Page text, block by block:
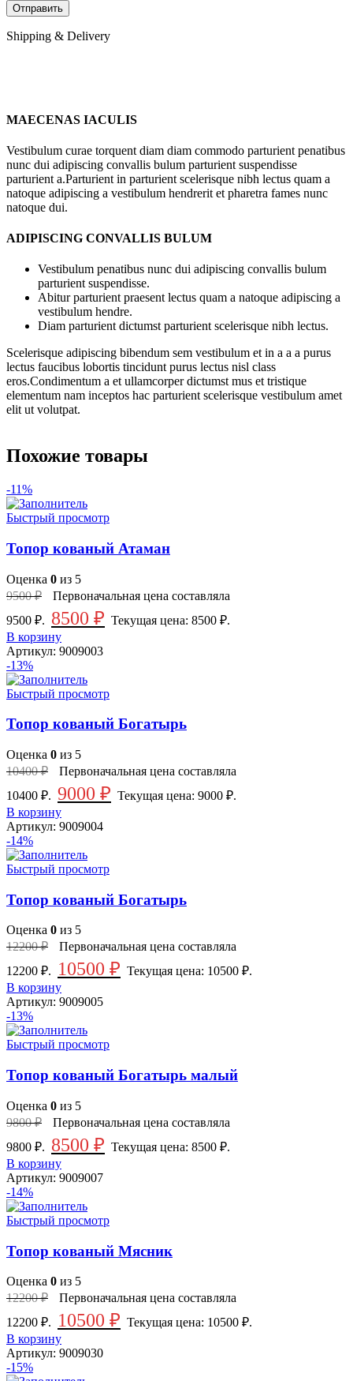
Shipping & Delivery
MAECENAS IACULIS
Vestibulum curae torquent diam diam commodo parturient penatibus
nunc dui adipiscing convallis bulum parturient suspendisse
parturient a.Parturient in parturient scelerisque nibh lectus quam a
natoque adipiscing a vestibulum hendrerit et pharetra fames nunc
natoque dui.
ADIPISCING CONVALLIS BULUM
Vestibulum penatibus nunc dui adipiscing convallis bulum
parturient suspendisse.
Abitur parturient praesent lectus quam a natoque adipiscing a
vestibulum hendre.
Diam parturient dictumst parturient scelerisque nibh lectus.
Scelerisque adipiscing bibendum sem vestibulum et in a a a purus
lectus faucibus lobortis tincidunt purus lectus nisl class
eros.Condimentum a et ullamcorper dictumst mus et tristique
elementum nam inceptos hac parturient scelerisque vestibulum amet
elit ut volutpat.
Похожие товары
-11%
Быстрый просмотр
Топор кованый Атаман
Оценка 0 из 5
9500₽
Первоначальная цена составляла
9500 ₽. 8500 ₽ Текущая цена: 8500 ₽.
В корзину
Артикул: 9009003
-13%
Быстрый просмотр
Топор кованый Богатырь
Оценка 0 из 5
10400₽
Первоначальная цена составляла
10400 ₽. 9000 ₽ Текущая цена: 9000 ₽.
В корзину
Артикул: 9009004
-14%
Быстрый просмотр
Топор кованый Богатырь
Оценка 0 из 5
12200₽
Первоначальная цена составляла
12200 ₽.
10500 ₽ Текущая цена: 10500 ₽.
В корзину
Артикул: 9009005
-13%
Быстрый просмотр
Топор кованый Богатырь малый
Оценка 0 из 5
9800₽
Первоначальная цена составляла
9800 ₽. 8500 ₽ Текущая цена: 8500 ₽.
В корзину
Артикул: 9009007
-14%
Быстрый просмотр
Топор кованый Мясник
Оценка 0 из 5
12200₽
Первоначальная цена составляла
12200 ₽.
10500 ₽ Текущая цена: 10500 ₽.
В корзину
Артикул: 9009030
-15%